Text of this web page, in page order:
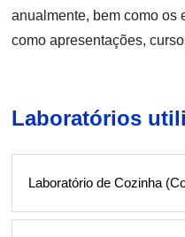
anualmente, bem como os
como apresentações,
Laboratórios
Laboratório de Cozinha